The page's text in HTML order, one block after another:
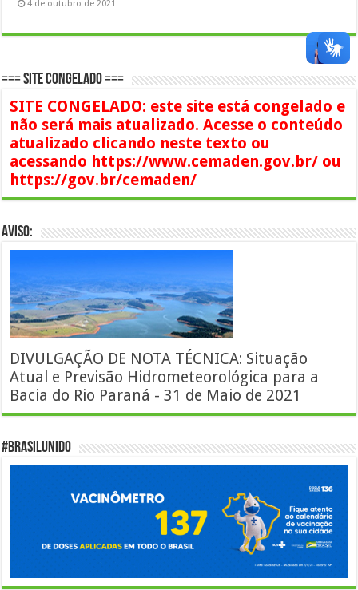
4 de outubro de 2021
=== SITE CONGELADO ===
SITE CONGELADO: este site está congelado e
não será mais atualizado. Acesse o conteúdo
atualizado clicando neste texto ou
acessando https://www.cemaden.gov.br/ ou
https://gov.br/cemaden/
AVISO:
DIVULGAÇÃO DE NOTA TÉCNICA: Situação
Atual e Previsão Hidrometeorológica para a
Bacia do Rio Paraná - 31 de Maio de 2021
#BrasilUnido